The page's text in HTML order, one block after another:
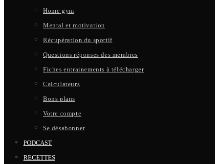
Home gym
Mental et motivation
Récupération du sportif
Questions réponses des membres
Fiches entrainements à télécharger
Calculateurs
Bons plans
Votre compte
Se désabonner
PODCAST
RECETTES